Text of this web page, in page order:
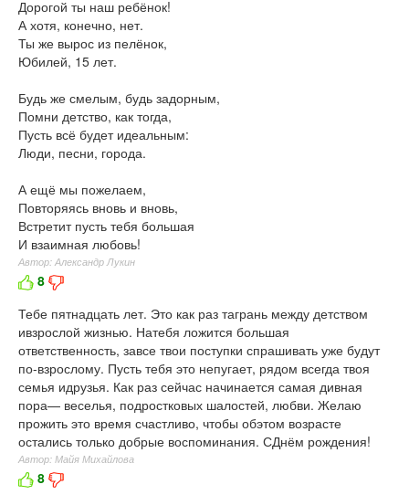
Дорогой ты наш ребёнок!
А хотя, конечно, нет.
Ты же вырос из пелёнок,
Юбилей, 15 лет.
Будь же смелым, будь задорным,
Помни детство, как тогда,
Пусть всё будет идеальным:
Люди, песни, города.
А ещё мы пожелаем,
Повторяясь вновь и вновь,
Встретит пусть тебя большая
И взаимная любовь!
Автор: Александр Лукин
8
Тебе пятнадцать лет. Это как раз тагрань между детством
ивзрослой жизнью. Натебя ложится большая
ответственность, завсе твои поступки спрашивать уже будут
по-взрослому. Пусть тебя это непугает, рядом всегда твоя
семья идрузья. Как раз сейчас начинается самая дивная
пора— веселья, подростковых шалостей, любви. Желаю
прожить это время счастливо, чтобы обэтом возрасте
остались только добрые воспоминания. СДнём рождения!
Автор: Майя Михайлова
8